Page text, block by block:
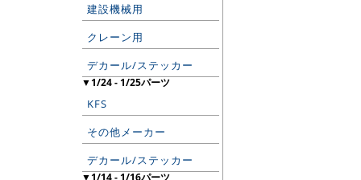
建設機械用
クレーン用
デカール/ステッカー
▼1/24 - 1/25パーツ
KFS
その他メーカー
デカール/ステッカー
▼1/14 - 1/16パーツ